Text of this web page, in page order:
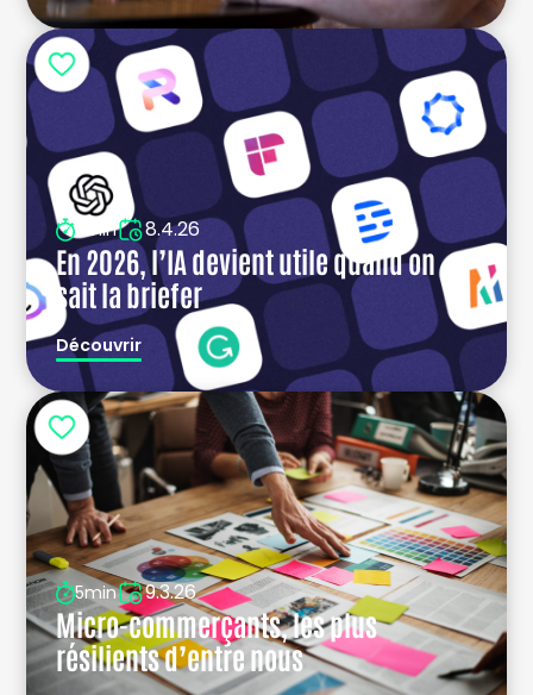
5min 8.4.26
En 2026, l’IA devient utile quand on
sait la briefer
Découvrir
5min 9.3.26
Micro-commerçants, les plus
résilients d’entre nous